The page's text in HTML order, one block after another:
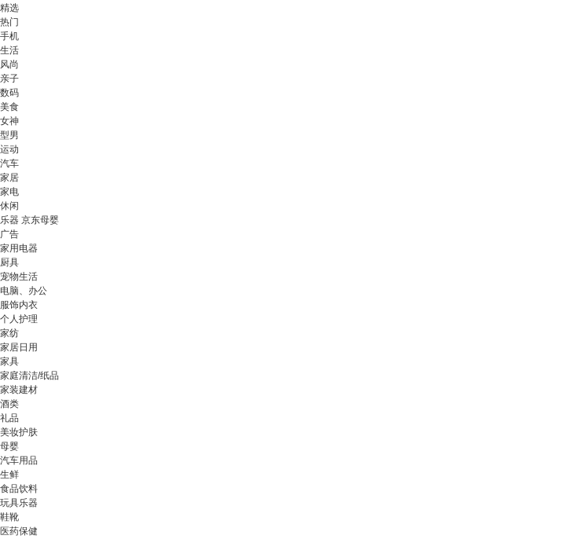
精选
热门
手机
生活
风尚
亲子
数码
美食
女神
型男
运动
汽车
家居
家电
休闲
乐器 京东母婴
广告
家用电器
厨具
宠物生活
电脑、办公
服饰内衣
个人护理
家纺
家居日用
家具
家庭清洁/纸品
家装建材
酒类
礼品
美妆护肤
母婴
汽车用品
生鲜
食品饮料
玩具乐器
鞋靴
医药保健